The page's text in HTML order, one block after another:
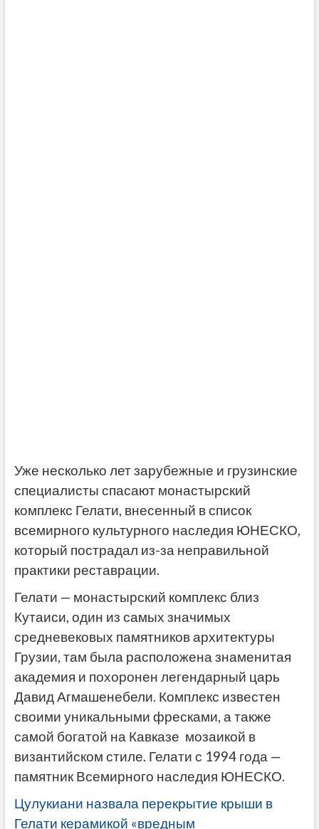
Уже несколько лет зарубежные и грузинские
специалисты спасают монастырский
комплекс Гелати, внесенный в список
всемирного культурного наследия ЮНЕСКО,
который пострадал из-за неправильной
практики реставрации.
Гелати — монастырский комплекс близ
Кутаиси, один из самых значимых
средневековых памятников архитектуры
Грузии, там была расположена знаменитая
академия и похоронен легендарный царь
Давид Агмашенебели. Комплекс известен
своими уникальными фресками, а также
самой богатой на Кавказе мозаикой в
византийском стиле. Гелати с 1994 года —
памятник Всемирного наследия ЮНЕСКО.
Цулукиани назвала перекрытие крыши в
Гелати керамикой «вредным